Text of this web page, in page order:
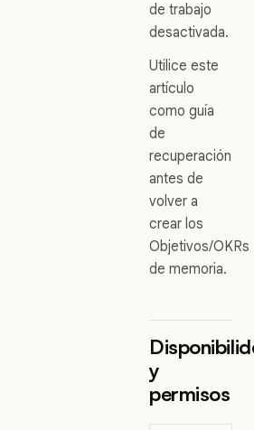
de trabajo
desactivada.
Utilice este
artículo
como guía
de
recuperación
antes de
volver a
crear los
Objetivos/OKRs
de memoria.
y
permisos